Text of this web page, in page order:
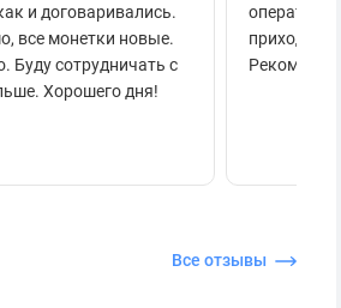
и договаривались.
все монетки новые.
Буду сотрудничать с
Хорошего дня!
приходило
Все отзывы